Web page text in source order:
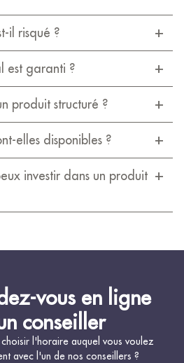
il risqué ?
est garanti ?
produit structuré ?
elles disponibles ?
investir dans un produit
vous en ligne
conseiller
l'horaire auquel vous voulez
avec l'un de nos conseillers ?